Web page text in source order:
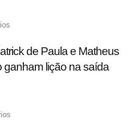
de Paula e Matheus
ganham lição na saída